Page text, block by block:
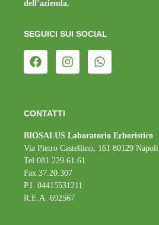
dell’azienda.
SEGUICI SUI SOCIAL
CONTATTI
BIOSALUS Laboratorio Erboristico
Via Pietro Castellino, 161 80129 Napoli
Tel 081 229.61.61
Fax 37.20.307
P.I. 04415531211
R.E.A. 692567